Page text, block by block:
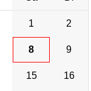
1 2
8 9
15 16